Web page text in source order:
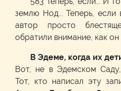
землю Нод... Теперь, если
автор просто
обратили внимание, как
В Эдеме, когда их
Вот, не в Эдемском
Тот, кто написал эту